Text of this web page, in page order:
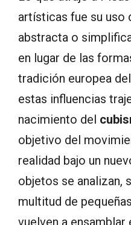
artísticas fue su uso
abstracta o
en lugar de las
tradición europea
estas influencias
nacimiento del
objetivo del
realidad bajo un
objetos se analizan,
multitud de
vuelven a ensamblar